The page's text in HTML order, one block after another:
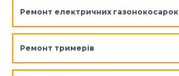
Ремонт електричних газонокосарок
Ремонт тримерів